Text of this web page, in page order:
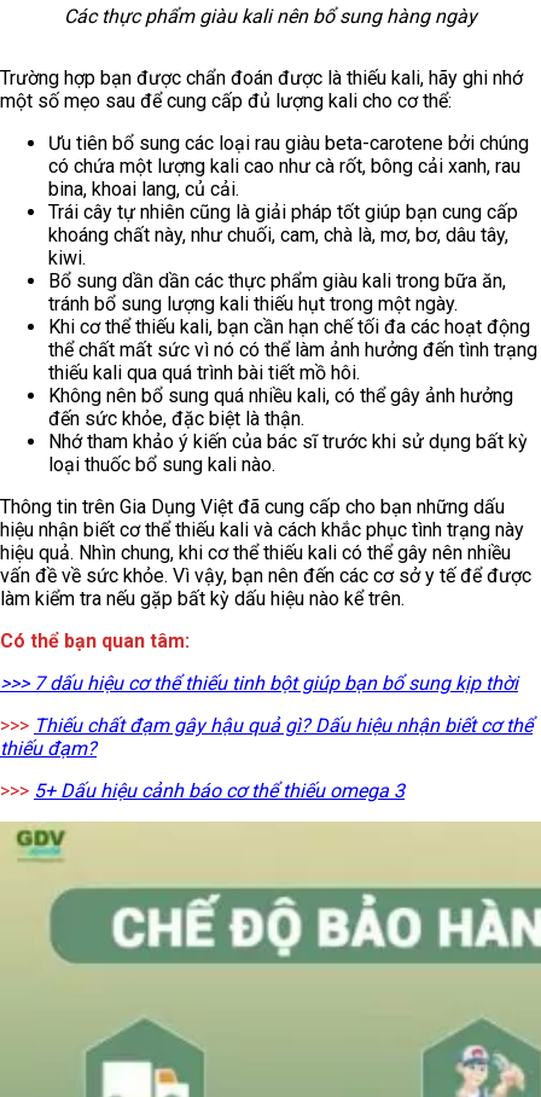
Các thực phẩm giàu kali nên bổ sung hàng ngày
Trường hợp bạn được chẩn đoán được là thiếu kali, hãy ghi nhớ
một số mẹo sau để cung cấp đủ lượng kali cho cơ thể:
Ưu tiên bổ sung các loại rau giàu beta-carotene bởi chúng
có chứa một lượng kali cao như cà rốt, bông cải xanh, rau
bina, khoai lang, củ cải.
Trái cây tự nhiên cũng là giải pháp tốt giúp bạn cung cấp
khoáng chất này, như chuối, cam, chà là, mơ, bơ, dâu tây,
kiwi.
Bổ sung dần dần các thực phẩm giàu kali trong bữa ăn,
tránh bổ sung lượng kali thiếu hụt trong một ngày.
Khi cơ thể thiếu kali, bạn cần hạn chế tối đa các hoạt động
thể chất mất sức vì nó có thể làm ảnh hưởng đến tình trạng
thiếu kali qua quá trình bài tiết mồ hôi.
Không nên bổ sung quá nhiều kali, có thể gây ảnh hưởng
đến sức khỏe, đặc biệt là thận.
Nhớ tham khảo ý kiến của bác sĩ trước khi sử dụng bất kỳ
loại thuốc bổ sung kali nào.
Thông tin trên Gia Dụng Việt đã cung cấp cho bạn những dấu
hiệu nhận biết cơ thể thiếu kali và cách khắc phục tình trạng này
hiệu quả. Nhìn chung, khi cơ thể thiếu kali có thể gây nên nhiều
vấn đề về sức khỏe. Vì vậy, bạn nên đến các cơ sở y tế để được
làm kiểm tra nếu gặp bất kỳ dấu hiệu nào kể trên.
Có thể bạn quan tâm:
>>> 7 dấu hiệu cơ thể thiếu tinh bột giúp bạn bổ sung kịp thời
>>> Thiếu chất đạm gây hậu quả gì? Dấu hiệu nhận biết cơ thể
thiếu đạm?
>>> 5+ Dấu hiệu cảnh báo cơ thể thiếu omega 3